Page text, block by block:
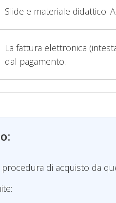
Slide e materiale didattico.
La fattura elettronica
dal pagamento.
di acquisto da